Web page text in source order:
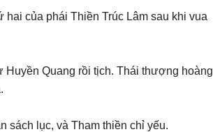
của phái Thiền Trúc Lâm sau khi vua
Huyền Quang rồi tịch. Thái thượng hoàng
sách lục, và Tham thiền chỉ yếu.